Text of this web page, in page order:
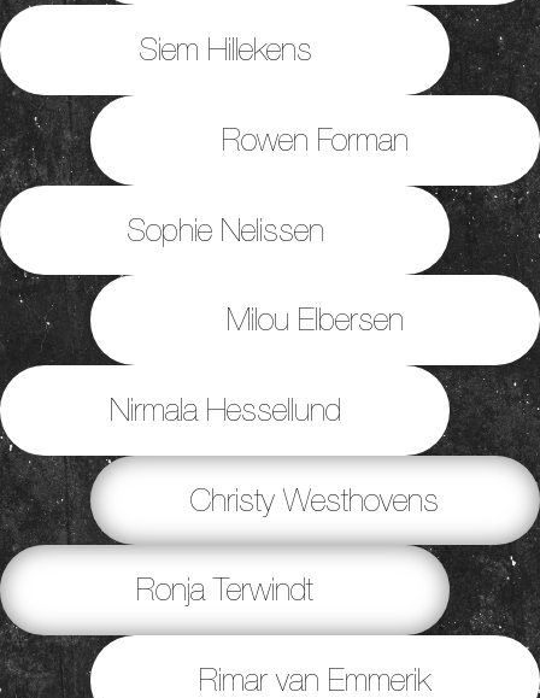
Siem Hillekens
Rowen Forman
Sophie Nelissen
Milou Elbersen
Nirmala Hessellund
Christy Westhovens
Ronja Terwindt
Rimar van Emmerik